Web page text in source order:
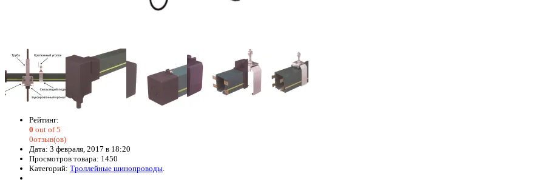
Рейтинг:
0 out of 5
0отзыв(ов)
Дата: 3 февраля, 2017 в 18:20
Просмотров товара: 1450
Категорий: Троллейные шинопроводы.